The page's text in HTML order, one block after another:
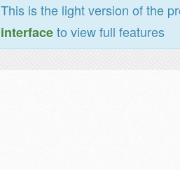
This is the light version of the
interfaceto view full features